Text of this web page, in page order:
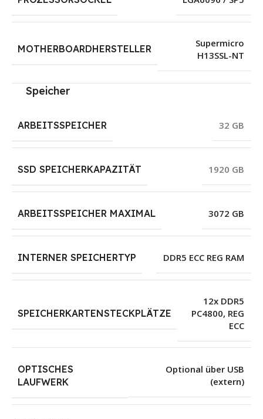
MOTHERBOARDHERSTELLER
Supermicro
H13SSL-NT
Speicher
ARBEITSSPEICHER 32 GB
SSD SPEICHERKAPAZITÄT 1920 GB
ARBEITSSPEICHER MAXIMAL 3072 GB
INTERNER SPEICHERTYP DDR5 ECC REG RAM
SPEICHERKARTENSTECKPLÄTZE
12x DDR5
PC4800, REG
ECC
OPTISCHES
LAUFWERK
Optional über USB
(extern)